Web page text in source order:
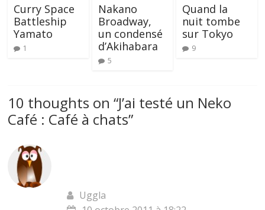
Curry Space
Battleship
Yamato
1
Nakano
Broadway,
un condensé
d’Akihabara
5
Quand la
nuit tombe
sur Tokyo
9
10 thoughts on “J’ai testé un Neko
Café : Café à chats”
Uggla